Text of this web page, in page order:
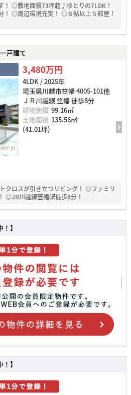
◎敷地面積73坪超♪ゆとりの7LDK！
！ ◎周辺環境充実！ ◎８帖以上５部屋！
戸建て
3,480万円
4LDK / 2025年
埼玉県川越市笠幡 4005-101他
ＪＲ川越線 笠幡 徒歩8分
建物面積 99.16㎡
土地面積 135.56㎡
(41.01坪)
ロスが引き立つリビング！ ◎ファミリ
◎JR川越線笠幡駅徒歩8分！
】
】